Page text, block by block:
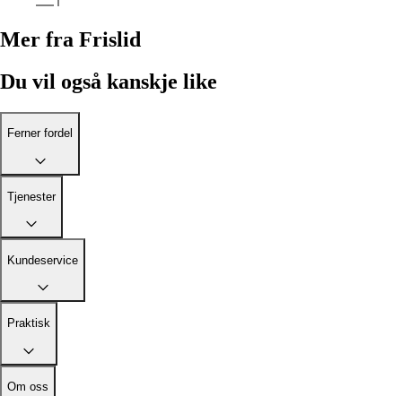
Mer fra Frislid
Du vil også kanskje like
Ferner fordel
Tjenester
Kundeservice
Praktisk
Om oss